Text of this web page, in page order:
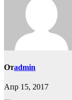
Отadmin
Апр 15, 2017